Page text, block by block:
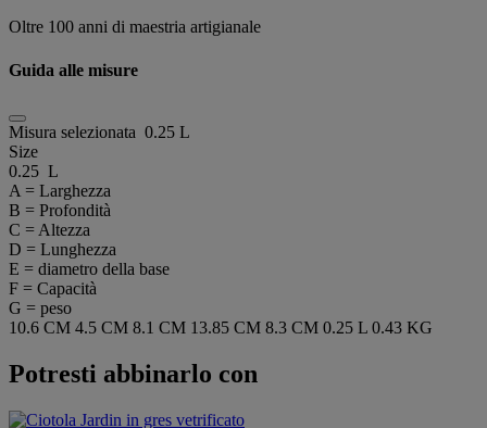
Oltre 100 anni di maestria artigianale
Guida alle misure
Misura selezionata 0.25 L
Size
0.25 L
A = Larghezza
B = Profondità
C = Altezza
D = Lunghezza
E = diametro della base
F = Capacità
G = peso
10.6 CM 4.5 CM 8.1 CM 13.85 CM 8.3 CM 0.25 L 0.43 KG
Potresti abbinarlo con